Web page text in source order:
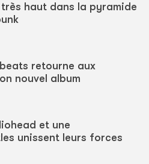
haut dans la pyramide
retourne aux
nouvel album
et une
unissent leurs forces